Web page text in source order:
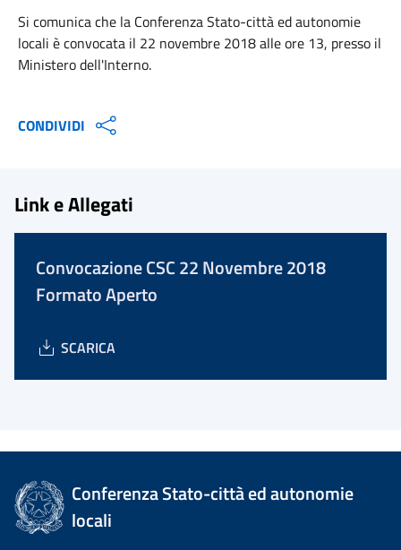
Si comunica che la Conferenza Stato-città ed autonomie
locali è convocata il 22 novembre 2018 alle ore 13, presso il
Ministero dell'Interno.
CONDIVIDI
Link e Allegati
Convocazione CSC 22 Novembre 2018
Formato Aperto
SCARICA
Conferenza Stato-città ed autonomie
locali